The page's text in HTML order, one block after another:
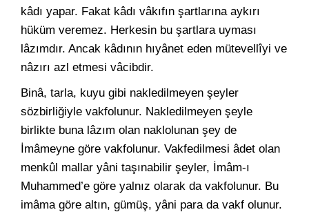
kâdı yapar. Fakat kâdı vâkıfın şartlarına aykırı
hüküm veremez. Herkesin bu şartlara uyması
lâzımdır. Ancak kâdının hıyânet eden mütevellîyi ve
nâzırı azl etmesi vâcibdir.
Binâ, tarla, kuyu gibi nakledilmeyen şeyler
sözbirliğiyle vakfolunur. Nakledilmeyen şeyle
birlikte buna lâzım olan naklolunan şey de
İmâmeyne göre vakfolunur. Vakfedilmesi âdet olan
menkûl mallar yâni taşınabilir şeyler, İmâm-ı
Muhammed’e göre yalnız olarak da vakfolunur. Bu
imâma göre altın, gümüş, yâni para da vakf olunur.